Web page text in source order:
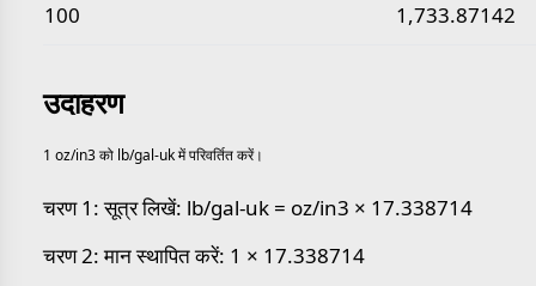
100 1,733.87142
उदाहरण
1 oz/in3 को lb/gal-uk में परिवर्तित करें।
चरण 1: सूत्र लिखें: lb/gal-uk = oz/in3 × 17.338714
चरण 2: मान स्थापित करें: 1 × 17.338714